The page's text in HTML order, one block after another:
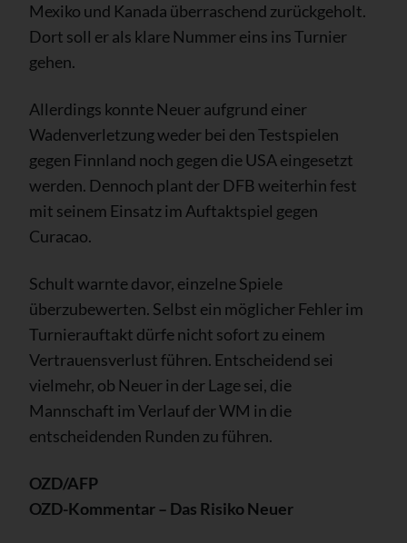
Mexiko und Kanada überraschend zurückgeholt.
Dort soll er als klare Nummer eins ins Turnier
gehen.
Allerdings konnte Neuer aufgrund einer
Wadenverletzung weder bei den Testspielen
gegen Finnland noch gegen die USA eingesetzt
werden. Dennoch plant der DFB weiterhin fest
mit seinem Einsatz im Auftaktspiel gegen
Curacao.
Schult warnte davor, einzelne Spiele
überzubewerten. Selbst ein möglicher Fehler im
Turnierauftakt dürfe nicht sofort zu einem
Vertrauensverlust führen. Entscheidend sei
vielmehr, ob Neuer in der Lage sei, die
Mannschaft im Verlauf der WM in die
entscheidenden Runden zu führen.
OZD/AFP
OZD-Kommentar – Das Risiko Neuer